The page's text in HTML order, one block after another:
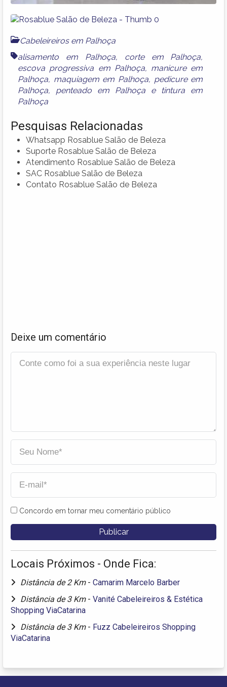
Cabeleireiros em Palhoça
alisamento em Palhoça, corte em Palhoça,
escova progressiva em Palhoça, manicure em
Palhoça, maquiagem em Palhoça, pedicure em
Palhoça, penteado em Palhoça e tintura em
Palhoça
Pesquisas Relacionadas
Whatsapp Rosablue Salão de Beleza
Suporte Rosablue Salão de Beleza
Atendimento Rosablue Salão de Beleza
SAC Rosablue Salão de Beleza
Contato Rosablue Salão de Beleza
Deixe um comentário
Concordo em tornar meu comentário público
Locais Próximos - Onde Fica:
Distância de 2 Km - Camarim Marcelo Barber
Distância de 3 Km - Vanité Cabeleireiros & Estética
Shopping ViaCatarina
Distância de 3 Km - Fuzz Cabeleireiros Shopping
ViaCatarina